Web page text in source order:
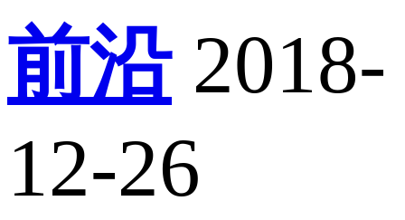
前沿 2018-
12-26